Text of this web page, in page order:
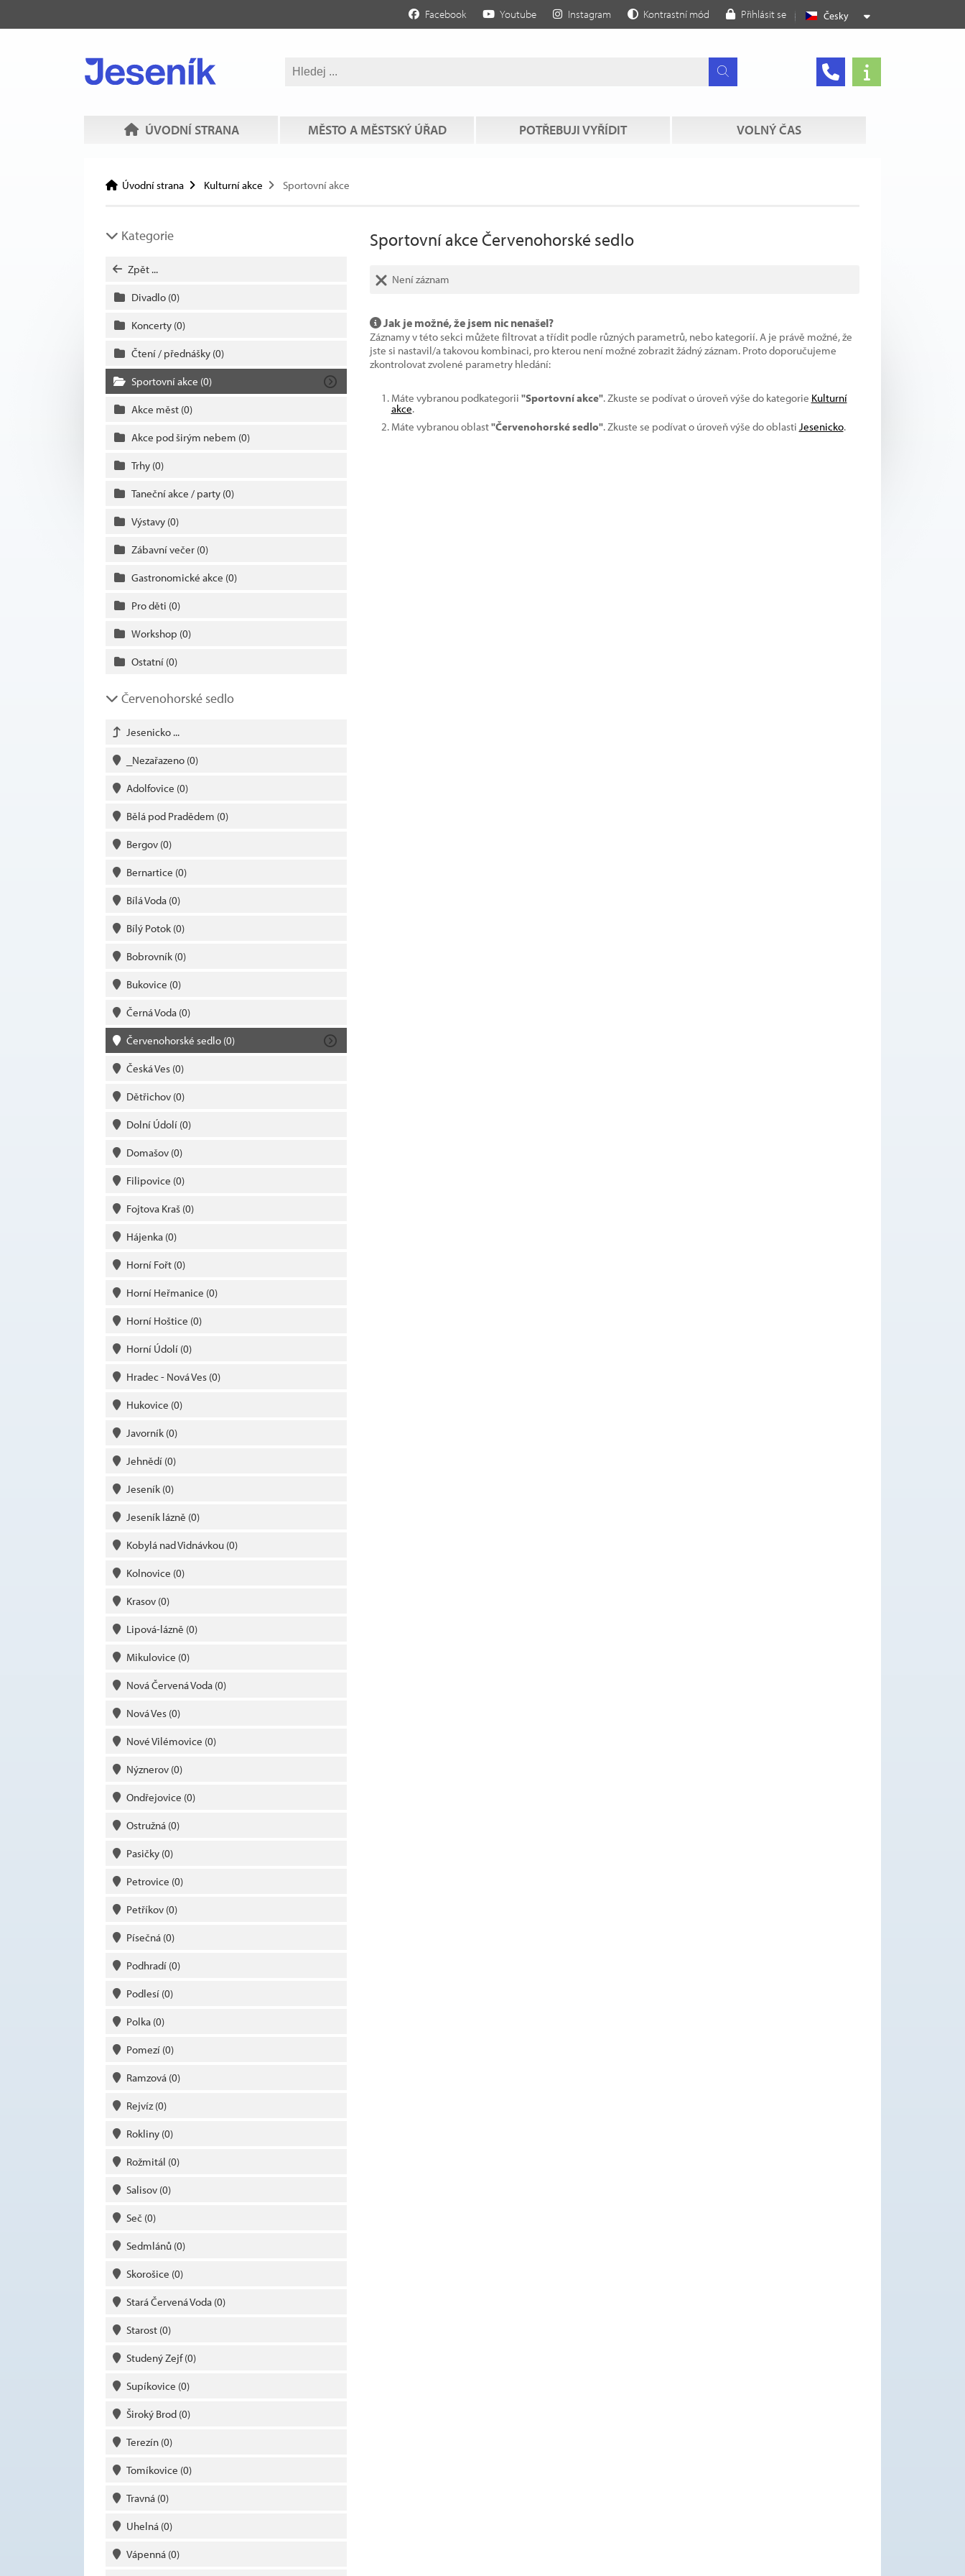
Česky
Facebook Youtube Instagram Kontrastní mód Přihlásit se
ÚVODNÍ STRANA MĚSTO A MĚSTSKÝ ÚŘAD POTŘEBUJI VYŘÍDIT VOLNÝ ČAS
Úvodní strana Kulturní akce Sportovní akce
Kategorie
Zpět ...
Divadlo (0)
Koncerty (0)
Čtení / přednášky (0)
Sportovní akce (0)
Akce měst (0)
Akce pod širým nebem (0)
Trhy (0)
Taneční akce / party (0)
Výstavy (0)
Zábavní večer (0)
Gastronomické akce (0)
Pro děti (0)
Workshop (0)
Ostatní (0)
Červenohorské sedlo
Jesenicko ...
_Nezařazeno (0)
Adolfovice (0)
Bělá pod Pradědem (0)
Bergov (0)
Bernartice (0)
Bílá Voda (0)
Bílý Potok (0)
Bobrovník (0)
Bukovice (0)
Černá Voda (0)
Červenohorské sedlo (0)
Česká Ves (0)
Dětřichov (0)
Dolní Údolí (0)
Domašov (0)
Filipovice (0)
Fojtova Kraš (0)
Hájenka (0)
Horní Fořt (0)
Horní Heřmanice (0)
Horní Hoštice (0)
Horní Údolí (0)
Hradec - Nová Ves (0)
Hukovice (0)
Javorník (0)
Jehnědí (0)
Jeseník (0)
Jeseník lázně (0)
Kobylá nad Vidnávkou (0)
Kolnovice (0)
Krasov (0)
Lipová-lázně (0)
Mikulovice (0)
Nová Červená Voda (0)
Nová Ves (0)
Nové Vilémovice (0)
Nýznerov (0)
Ondřejovice (0)
Ostružná (0)
Pasičky (0)
Petrovice (0)
Petříkov (0)
Písečná (0)
Podhradí (0)
Podlesí (0)
Polka (0)
Pomezí (0)
Ramzová (0)
Rejvíz(0)
Rokliny (0)
Rožmitál (0)
Salisov (0)
Seč (0)
Sedmlánů (0)
Skorošice (0)
Stará Červená Voda (0)
Starost (0)
Studený Zejf(0)
Supíkovice (0)
Široký Brod (0)
Terezín (0)
Tomíkovice (0)
Travná (0)
Uhelná (0)
Vápenná (0)
Sportovní akce Červenohorské sedlo
Není záznam
Jak je možné, že jsem nic nenašel?
Záznamy v této sekci můžete filtrovat a třídit podle různých parametrů, nebo kategorií. A je právě možné, že
jste si nastavil/a takovou kombinaci, pro kterou není možné zobrazit žádný záznam. Proto doporučujeme
zkontrolovat zvolené parametry hledání:
Máte vybranou podkategorii "Sportovní akce". Zkuste se podívat o úroveň výše do kategorie Kulturní
akce.
Máte vybranou oblast"Červenohorské sedlo". Zkuste se podívat o úroveň výše do oblasti Jesenicko.